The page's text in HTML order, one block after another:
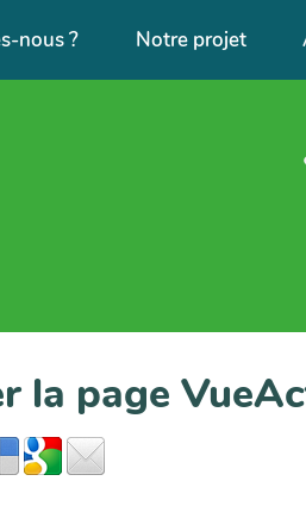
nous ? Notre projet
la page